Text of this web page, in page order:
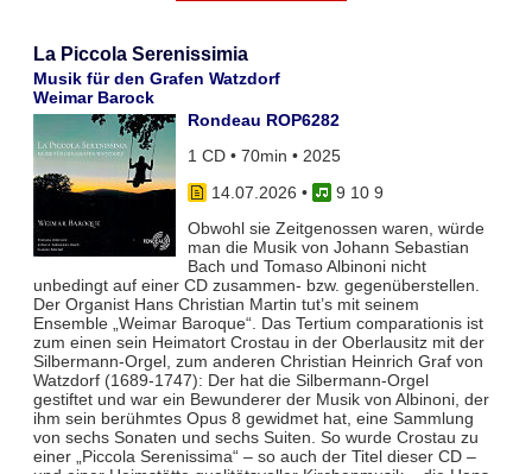
La Piccola Serenissimia
Musik für den Grafen Watzdorf
Weimar Barock
Rondeau ROP6282
1 CD • 70min • 2025
14.07.2026 •
9 10 9
Obwohl sie Zeitgenossen waren, würde
man die Musik von Johann Sebastian
Bach und Tomaso Albinoni nicht
unbedingt auf einer CD zusammen- bzw. gegenüberstellen.
Der Organist Hans Christian Martin tut’s mit seinem
Ensemble „Weimar Baroque“. Das Tertium comparationis ist
zum einen sein Heimatort Crostau in der Oberlausitz mit der
Silbermann-Orgel, zum anderen Christian Heinrich Graf von
Watzdorf (1689-1747): Der hat die Silbermann-Orgel
gestiftet und war ein Bewunderer der Musik von Albinoni, der
ihm sein berühmtes Opus 8 gewidmet hat, eine Sammlung
von sechs Sonaten und sechs Suiten. So wurde Crostau zu
einer „Piccola Serenissima“ – so auch der Titel dieser CD –